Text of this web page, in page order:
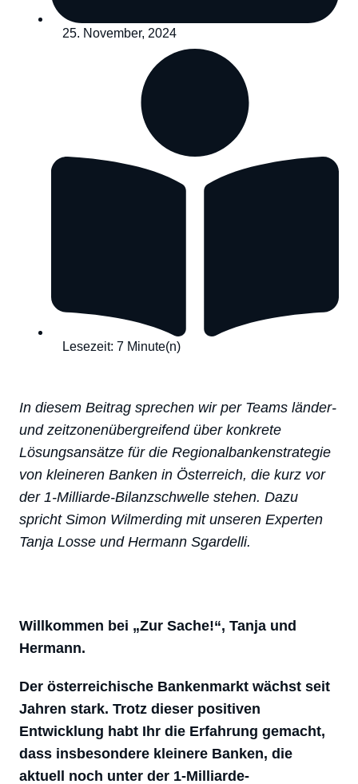
25. November, 2024
Lesezeit: 7 Minute(n)
In diesem Beitrag sprechen wir per Teams länder-
und zeitzonenübergreifend über konkrete
Lösungsansätze für die Regionalbankenstrategie
von kleineren Banken in Österreich, die kurz vor
der 1-Milliarde-Bilanzschwelle stehen. Dazu
spricht Simon Wilmerding mit unseren Experten
Tanja Losse und Hermann Sgardelli.
Willkommen bei „Zur Sache!“, Tanja und
Hermann.
Der österreichische Bankenmarkt wächst seit
Jahren stark. Trotz dieser positiven
Entwicklung habt Ihr die Erfahrung gemacht,
dass insbesondere kleinere Banken, die
aktuell noch unter der 1-Milliarde-